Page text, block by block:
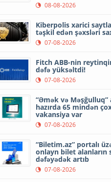
08-08-2026
Kiberpolis xarici
təşkil edən şəxsləri
07-08-2026
Fitch ABB-nin
dəfə yüksəltdi!
07-08-2026
“Əmək və
hazırda 65 mindən
vakansiya var
07-08-2026
“Biletim.az” portalı
onlayn bilet alanların
dəfəyədək artıb
07-08-2026